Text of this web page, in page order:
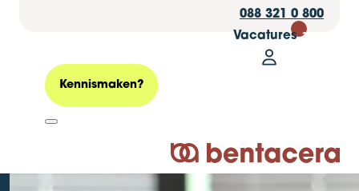
088 321 0 800
Vacatures 30
Mijn
Logo Bentacera
Kennismaken?
Bentacera
Belastingdossier